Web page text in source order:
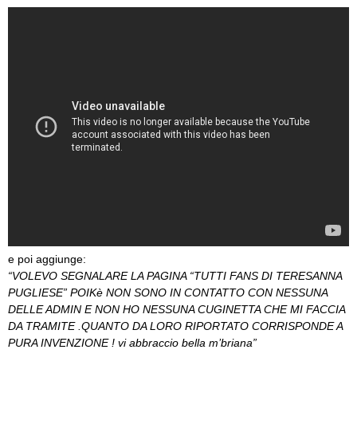
e poi aggiunge:
“VOLEVO SEGNALARE LA PAGINA “TUTTI FANS DI TERESANNA
PUGLIESE” POIKè NON SONO IN CONTATTO CON NESSUNA
DELLE ADMIN E NON HO NESSUNA CUGINETTA CHE MI FACCIA
DA TRAMITE .QUANTO DA LORO RIPORTATO CORRISPONDE A
PURA INVENZIONE ! vi abbraccio bella m’briana”